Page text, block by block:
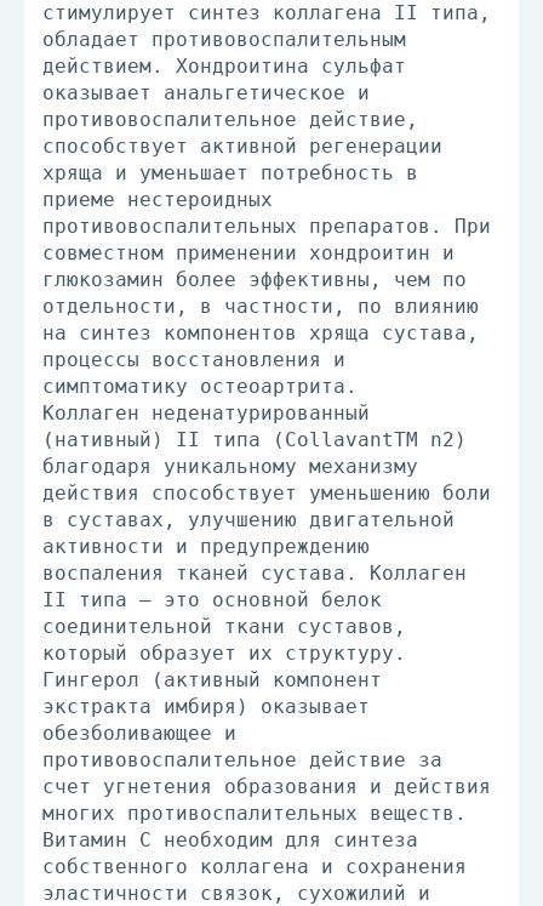
стимулирует синтез коллагена II типа,
обладает противовоспалительным
действием. Хондроитина сульфат
оказывает анальгетическое и
противовоспалительное действие,
способствует активной регенерации
хряща и уменьшает потребность в
приеме нестероидных
противовоспалительных препаратов. При
совместном применении хондроитин и
глюкозамин более эффективны, чем по
отдельности, в частности, по влиянию
на синтез компонентов хряща сустава,
процессы восстановления и
симптоматику остеоартрита.
Коллаген неденатурированный
(нативный) II типа (CollavantTM n2)
благодаря уникальному механизму
действия способствует уменьшению боли
в суставах, улучшению двигательной
активности и предупреждению
воспаления тканей сустава. Коллаген
II типа – это основной белок
соединительной ткани суставов,
который образует их структуру.
Гингерол (активный компонент
экстракта имбиря) оказывает
обезболивающее и
противовоспалительное действие за
счет угнетения образования и действия
многих противоспалительных веществ.
Витамин С необходим для синтеза
собственного коллагена и сохранения
эластичности связок, сухожилий и